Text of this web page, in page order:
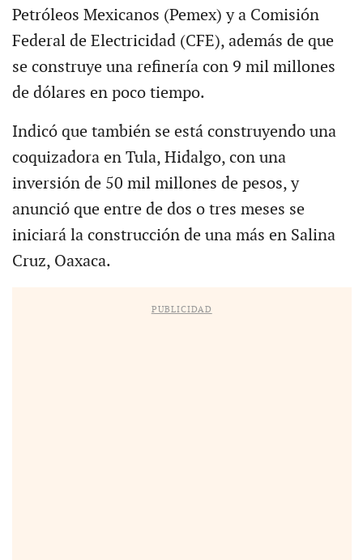
Petróleos Mexicanos (Pemex) y a Comisión
Federal de Electricidad (CFE), además de que
se construye una refinería con 9 mil millones
de dólares en poco tiempo.
Indicó que también se está construyendo una
coquizadora en Tula, Hidalgo, con una
inversión de 50 mil millones de pesos, y
anunció que entre de dos o tres meses se
iniciará la construcción de una más en Salina
Cruz, Oaxaca.
PUBLICIDAD